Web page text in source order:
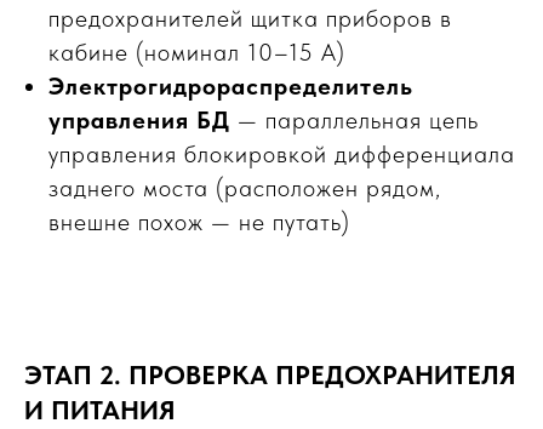
предохранителей щитка приборов в
кабине (номинал 10–15 А)
Электрогидрораспределитель
управления БД — параллельная цепь
управления блокировкой дифференциала
заднего моста (расположен рядом,
внешне похож — не путать)
ЭТАП 2. ПРОВЕРКА ПРЕДОХРАНИТЕЛЯ
И ПИТАНИЯ